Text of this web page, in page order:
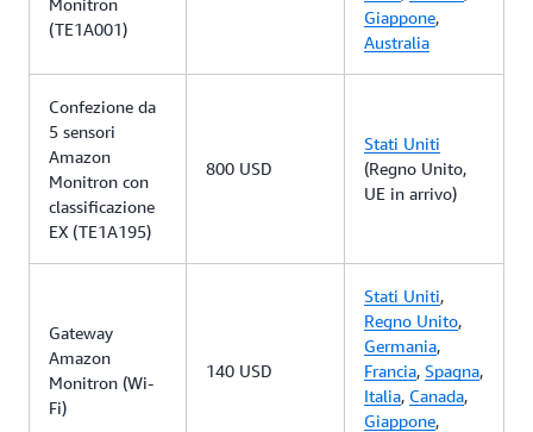
Monitron
(TE1A001)
Giappone,
Australia
Confezione da
5 sensori
Amazon
Monitron con
classificazione
EX (TE1A195)
800 USD
Stati Uniti
(Regno Unito,
UE in arrivo)
Gateway
Amazon
Monitron (Wi-
Fi)
140 USD
Stati Uniti,
Regno Unito,
Germania,
Francia, Spagna,
Italia, Canada,
Giappone,